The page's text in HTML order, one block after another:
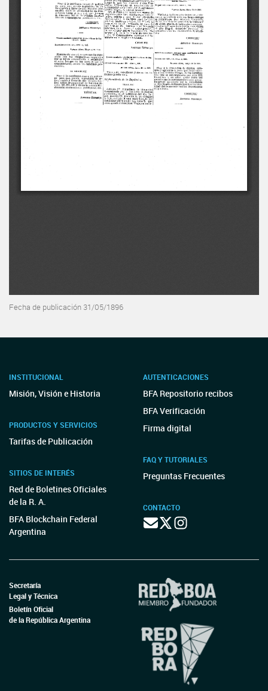
Fecha de publicación 31/05/1896
INSTITUCIONAL
Misión, Visión e Historia
PRODUCTOS Y SERVICIOS
Tarifas de Publicación
SITIOS DE INTERÉS
Red de Boletines Oficiales
de la R. A.
BFA Blockchain Federal
Argentina
AUTENTICACIONES
BFA Repositorio recibos
BFA Verificación
Firma digital
FAQ Y TUTORIALES
Preguntas Frecuentes
CONTACTO
Secretaría
Legal y Técnica
Boletín Oficial
de la República Argentina